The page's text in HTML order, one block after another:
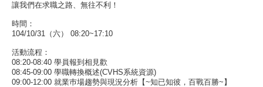
讓我們在求職之路、無往不利！
時間：
104/10/31（六） 08:20~17:10
活動流程：
08:20-08:40 學員報到相見歡
08:45-09:00 學職轉換概述(CVHS系統資源)
09:00-12:00 就業巿場趨勢與現況分析【~知已知彼，百戰百勝~】